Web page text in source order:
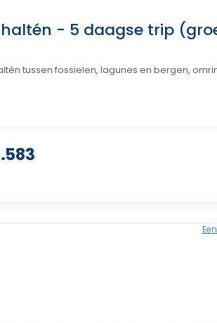
- 5 daagse trip
tussen fossielen, lagunes en bergen,